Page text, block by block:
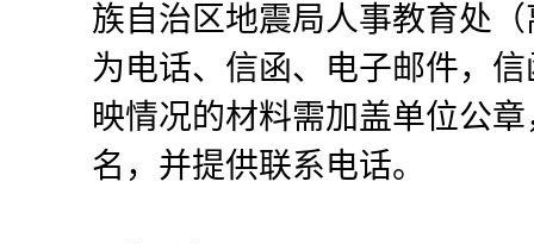
族自治区地震局人事教育处
为电话、信函、电子邮件，
映情况的材料需加盖单位公
名，并提供联系电话。